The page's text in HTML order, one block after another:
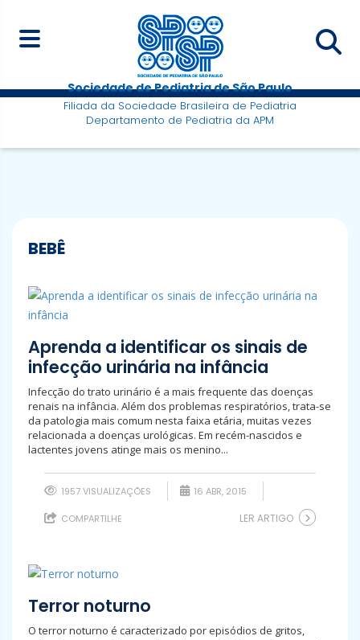
Sociedade de Pediatria de São Paulo
Filiada da Sociedade Brasileira de Pediatria
Departamento de Pediatria da APM
BEBÊ
Aprenda a identificar os sinais de
infecção urinária na infância
Infecção do trato urinário é a mais frequente das doenças
renais na infância. Além dos problemas respiratórios, trata-se
da patologia mais comum nesta faixa etária, muitas vezes
relacionada a doenças urológicas. Em recém-nascidos e
lactentes jovens atinge mais os menino...
1957 VISUALIZAÇÕES 16 ABR, 2015
COMPARTILHE LER ARTIGO
Terror noturno
O terror noturno é caracterizado por episódios de gritos,